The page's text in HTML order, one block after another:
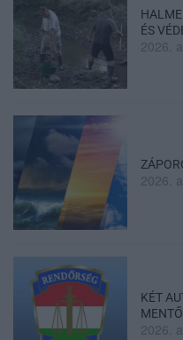
ÉS
2026.
2026.
KÉT
2026.